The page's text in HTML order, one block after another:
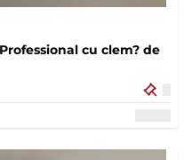
cu clem? de